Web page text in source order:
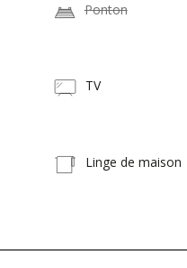
Ponton
TV
Linge de maison